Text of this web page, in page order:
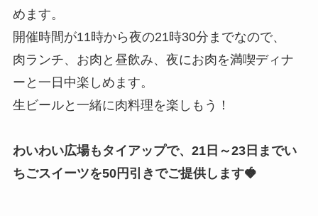
めます。
開催時間が11時から夜の21時30分までなので、
肉ランチ、お肉と昼飲み、夜にお肉を満喫ディナ
ーと一日中楽しめます。
生ビールと一緒に肉料理を楽しもう！
わいわい広場もタイアップで、21日～23日までい
ちごスイーツを50円引きでご提供します🍓